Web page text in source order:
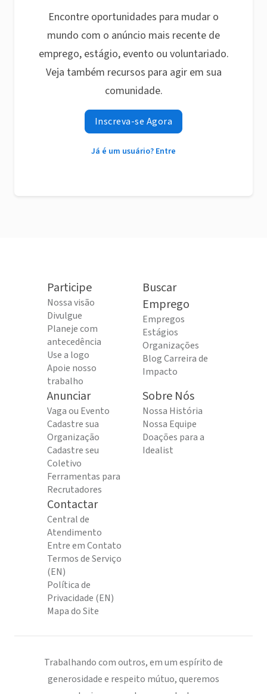
Encontre oportunidades para mudar o
mundo com o anúncio mais recente de
emprego, estágio, evento ou voluntariado.
Veja também recursos para agir em sua
comunidade.
Inscreva-se Agora
Já é um usuário? Entre
Participe
Nossa visão
Divulgue
Planeje com
antecedência
Use a logo
Apoie nosso
trabalho
Buscar
Emprego
Empregos
Estágios
Organizações
Blog Carreira de
Impacto
Anunciar
Vaga ou Evento
Cadastre sua
Organização
Cadastre seu
Coletivo
Ferramentas para
Recrutadores
Sobre Nós
Nossa História
Nossa Equipe
Doações para a
Idealist
Contactar
Central de
Atendimento
Entre em Contato
Termos de Serviço
(EN)
Política de
Privacidade (EN)
Mapa do Site
Trabalhando com outros, em um espírito de
generosidade e respeito mútuo, queremos